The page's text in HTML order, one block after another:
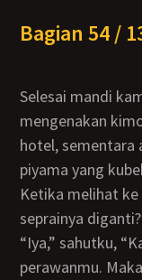
Bagian 54 /
Selesai mandi kami menuju bedroom kembali. Halina
mengenakan
hotel, sementara
piyama yang
Ketika melihat ke arah bed, Halina tercengang. “”Kain
seprainya
“Iya,” sahutku, “Kain seprainya kecipratan darah
perawanmu.